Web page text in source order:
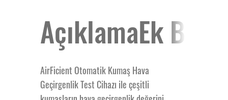
AçıklamaEk Bilgi
AirFicient
AirFicient Otomatik Kumaş Hava
Geçirgenlik Test Cihazı ile çeşitli